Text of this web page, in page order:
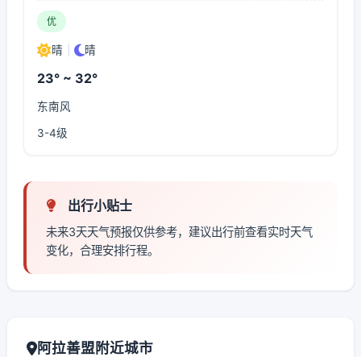
优
晴 晴
23° ~ 32°
东南风
3-4级
出行小贴士
未来3天天气预报仅供参考，建议出行前查看实时天气
变化，合理安排行程。
阿拉善盟附近城市